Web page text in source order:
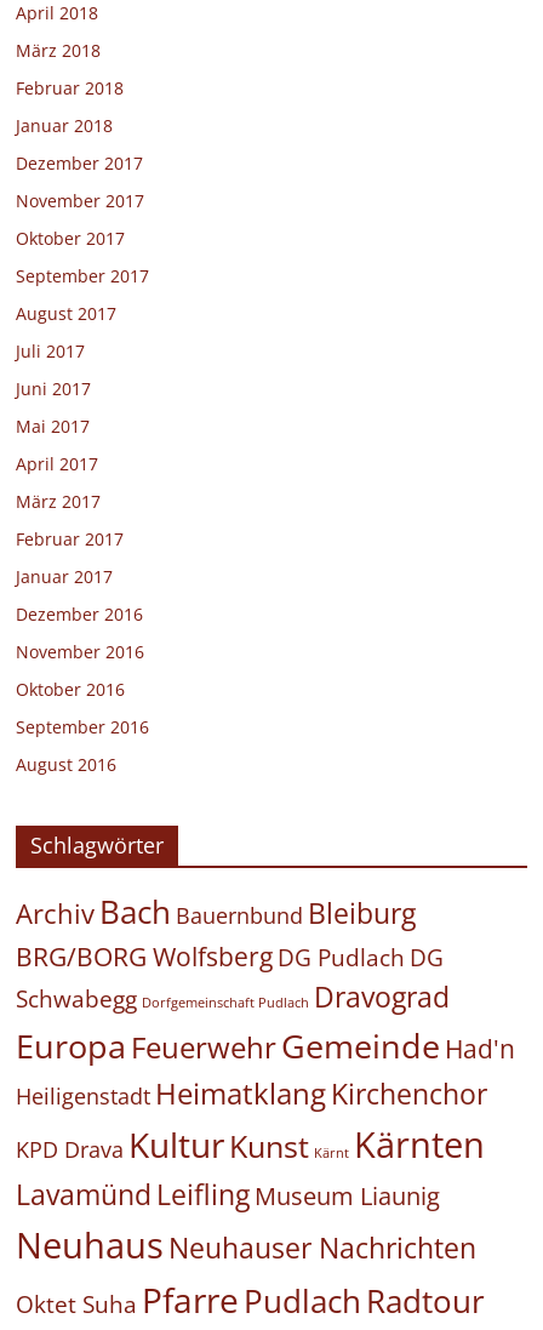
April 2018
März 2018
Februar 2018
Januar 2018
Dezember 2017
November 2017
Oktober 2017
September 2017
August 2017
Juli 2017
Juni 2017
Mai 2017
April 2017
März 2017
Februar 2017
Januar 2017
Dezember 2016
November 2016
Oktober 2016
September 2016
August 2016
Schlagwörter
Archiv Bach Bauernbund Bleiburg
BRG/BORG Wolfsberg DG Pudlach DG
Schwabegg Dorfgemeinschaft Pudlach Dravograd
Europa FeuerwehrGemeinde Had'n
Heiligenstadt HeimatklangKirchenchor
KPD Drava KulturKunst Kärnt Kärnten
Lavamünd Leifling Museum Liaunig
Neuhaus Neuhauser Nachrichten
Oktet Suha PfarrePudlach Radtour